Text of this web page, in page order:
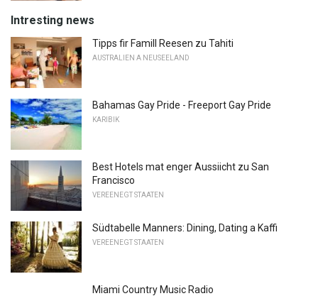
Intresting news
Tipps fir Famill Reesen zu Tahiti
AUSTRALIEN A NEUSEELAND
Bahamas Gay Pride - Freeport Gay Pride
KARIBIK
Best Hotels mat enger Aussiicht zu San
Francisco
VEREENEGT STAATEN
Südtabelle Manners: Dining, Dating a Kaffi
VEREENEGT STAATEN
Miami Country Music Radio